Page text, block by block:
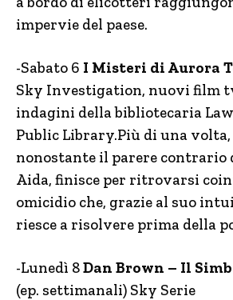
impervie del paese.
-Sabato 6 I Misteri di Aurora
Sky Investigation, nuovi film
indagini della bibliotecaria
Public Library.Più di una
nonostante il parere contrario
Aida, finisce per ritrovarsi
omicidio che, grazie al suo
riesce a risolvere prima della
-Lunedì 8Dan Brown – Il
(ep. settimanali) Sky Serie